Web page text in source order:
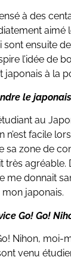
à des
aimé
ensuite
l’idée de
à la
le
au
facile
sa zone de
très
me donnait
mon japonais.
Go! Go!
Nihon,
venu